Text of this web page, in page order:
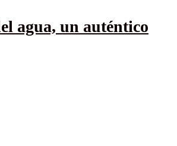
agua, un auténtico